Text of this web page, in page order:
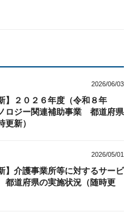
2026/06/03
】２０２６年度（令和８年
ロジー関連補助事業 都道府県
新）
2026/05/01
】介護事業所等に対するサービ
道府県の実施状況（随時更